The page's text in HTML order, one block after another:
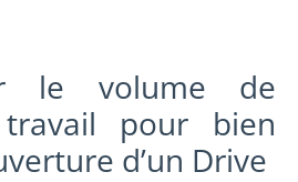
le volume de
pour bien
d’un Drive